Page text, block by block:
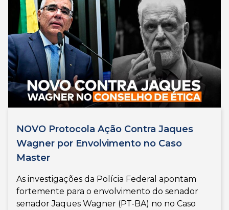
NOVO Protocola Ação Contra Jaques
Wagner por Envolvimento no Caso
Master
As investigações da Polícia Federal apontam
fortemente para o envolvimento do senador
senador Jaques Wagner (PT-BA) no no Caso